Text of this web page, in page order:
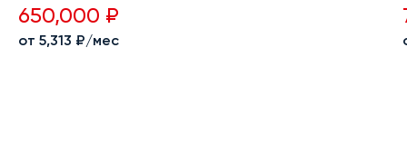
650,000 ₽
от 5,313 ₽/мес